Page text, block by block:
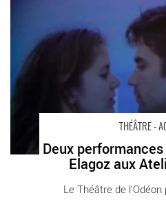
THÉÂTRE -
Deux
Elagoz aux
Le Théâtre de
Deux performances vidéo de
Berthier - Critique sortie Théâtre
l’Europe